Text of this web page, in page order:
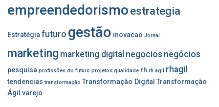
empreendedorismoestrategia
Estratégiafuturo gestão inovacao Jornal
marketing marketing digital negocios negócios
pesquisa profissões do futuro projetos qualidade rh rh agil rhagil
tendencias transformação Transformação Digital Transformação
Ágil varejo